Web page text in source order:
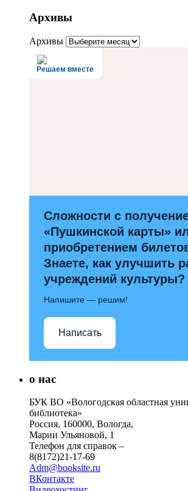
Архивы
Архивы
Решаем вместе
Сложности с
«Пушкинской карты»
приобретением
Знаете, как улучшить
учреждений культуры?
Напишите — решим!
Написать
о нас
БУК ВО «Вологодская областная
библиотека»
Россия, 160000, Вологда,
Марии Ульяновой, 1
Телефон для справок –
8(8172)21-17-69
Adm@booksite.ru
ВКонтакте